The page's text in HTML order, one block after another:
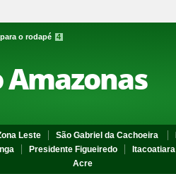
o rodapé 4
Leste São Gabriel da Cachoeira
Presidente Figueiredo Itacoatiara
Acre